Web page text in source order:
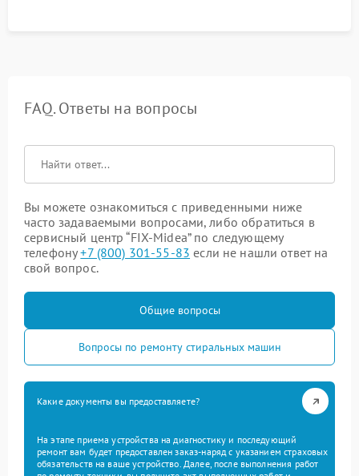
FAQ. Ответы на вопросы
Вы можете ознакомиться с приведенными ниже
часто задаваемыми вопросами, либо обратиться в
сервисный центр “FIX-Midea” по следующему
телефону+7 (800) 301-55-83 если не нашли ответ на
свой вопрос.
Общие вопросы
Вопросы по ремонту стиральных машин
Какие документы вы предоставляете?
На этапе приема устройства на диагностику и последующий
ремонт вам будет предоставлен заказ-наряд с указанием страховых
обязательств на ваше устройство. Далее, после выполнения работ